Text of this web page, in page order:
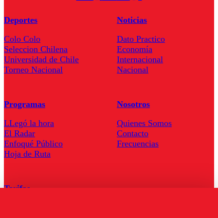
Deportes
Colo Colo
Seleccion Chilena
Universidad de Chile
Torneo Nacional
Noticias
Dato Practico
Economía
Internacional
Nacional
Programas
LLegó la hora
El Radar
Enfoqué Público
Hoja de Ruta
Nosotros
Quienes Somos
Contacto
Frecuencias
Tarifas